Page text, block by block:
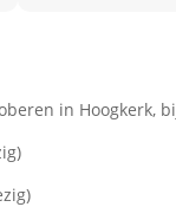
in Hoogkerk,